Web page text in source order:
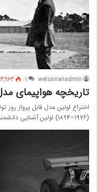
wetosiranadmin
1
3,963
تاریخچه هواپیمای
اختراع اولین مدل قابل پرواز
(۱۹۷۶–۱۸۹۴) اولین آشنایی دانشمندان با قوانین ایرودینامیک و…